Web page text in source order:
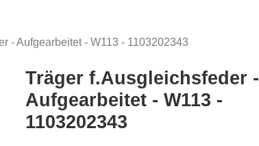
- Aufgearbeitet - W113 - 1103202343
Träger f.Ausgleichsfeder -
Aufgearbeitet - W113 -
1103202343